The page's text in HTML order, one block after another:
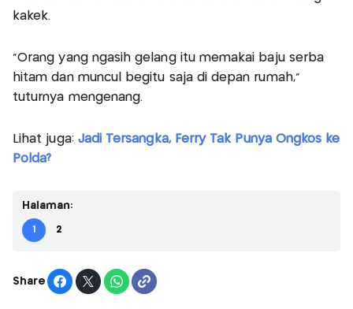
kakek.
“Orang yang ngasih gelang itu memakai baju serba
hitam dan muncul begitu saja di depan rumah,”
tuturnya mengenang.
Lihat juga: Jadi Tersangka, Ferry Tak Punya Ongkos ke
Polda?
Halaman:
1 2
Share